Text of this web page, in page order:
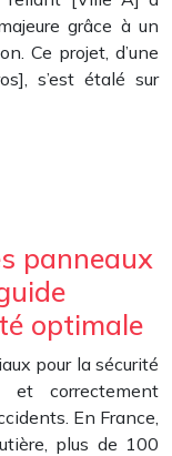
grâce à un
Ce projet, d’une
s’est étalé sur
panneaux
optimale
pour la sécurité
et correctement
En France,
plus de 100